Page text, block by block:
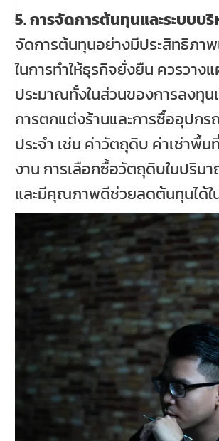
5. การจัดการต้นทุนและระบบบริ
จัดการต้นทุนอย่างมีประสิทธิภา
ในการทำให้ธุรกิจยั่งยืน ควรวาง
ประมาณทั้งในส่วนของการลงทุน
การตกแต่งร้านและการซื้ออุปก
ประจำ เช่น ค่าวัตถุดิบ ค่าเช่าพื้น
งาน การเลือกซื้อวัตถุดิบในปริม
และมีคุณภาพดีช่วยลดต้นทุนได้ใน